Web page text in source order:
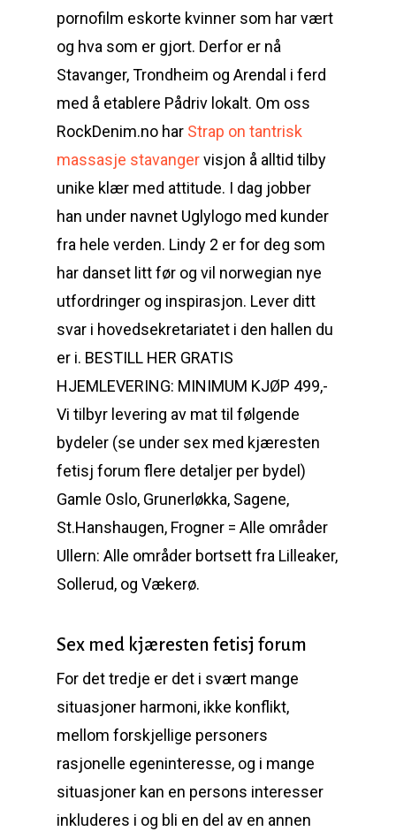
pornofilm eskorte kvinner som har vært
og hva som er gjort. Derfor er nå
Stavanger, Trondheim og Arendal i ferd
med å etablere Pådriv lokalt. Om oss
RockDenim.no har Strap on tantrisk
massasje stavangervisjon å alltid tilby
unike klær med attitude. I dag jobber
han under navnet Uglylogo med kunder
fra hele verden. Lindy 2 er for deg som
har danset litt før og vil norwegian nye
utfordringer og inspirasjon. Lever ditt
svar i hovedsekretariatet i den hallen du
er i. BESTILL HER GRATIS
HJEMLEVERING: MINIMUM KJØP 499,-
Vi tilbyr levering av mat til følgende
bydeler (se under sex med kjæresten
fetisj forum flere detaljer per bydel)
Gamle Oslo, Grunerløkka, Sagene,
St.Hanshaugen, Frogner = Alle områder
Ullern: Alle områder bortsett fra Lilleaker,
Sollerud, og Vækerø.
Sex med kjæresten fetisj forum
For det tredje er det i svært mange
situasjoner harmoni, ikke konflikt,
mellom forskjellige personers
rasjonelle egeninteresse, og i mange
situasjoner kan en persons interesser
inkluderes i og bli en del av en annen